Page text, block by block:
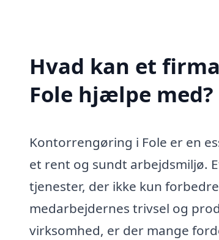
Hvad kan et
Fole hjælpe med?
Kontorrengøring i Fole er en
et rent og sundt arbejdsmiljø.
tjenester, der ikke kun
medarbejdernes trivsel og
virksomhed, er der mange